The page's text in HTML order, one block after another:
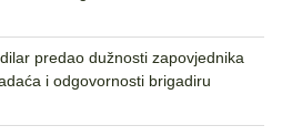
predao dužnosti zapovjednika
i odgovornosti brigadiru